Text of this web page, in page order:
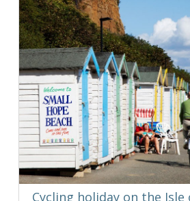
Cycling holiday on the